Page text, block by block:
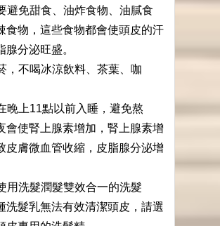
避免甜食、油炸食物、油膩食
食物，這些食物都會使頭皮的汗
腺分泌旺盛。
，不喝冰涼飲料、茶葉、咖
晚上11點以前入睡，避免熬
會使腎上腺素增加，腎上腺素增
皮膚微血管收縮，皮脂腺分泌增
用洗髮潤髮雙效合一的洗髮
洗髮乳無法有效清潔頭皮，請選